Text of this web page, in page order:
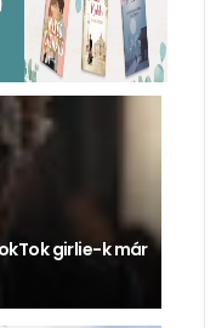
girlie-k már